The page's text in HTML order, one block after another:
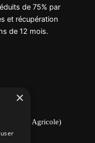
de 75% par
et récupération
de 12 mois.
Agricole)
×